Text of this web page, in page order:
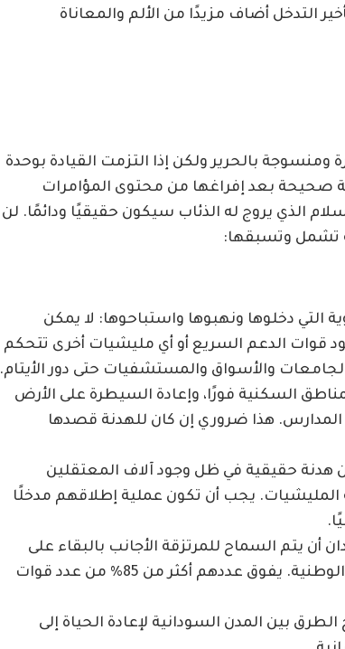
التدخل أضاف مزيدًا من الألم والمعاناة
بالحرير ولكن إذا التزمت القيادة بوحدة
صحيحة بعد إفراغها من محتوى المؤامرات
الذي يروج له الذئاب سيكون حقيقيًا ودائمًا. لن
تشمل وتسبقها:
التي دخلوها ونهبوها واستباحوها: لا يمكن
قوات الدعم السريع أو أي مليشيات أخرى تتحكم
والأسواق والمستشفيات حتى دور الأيتام.
السكنية فورًا، وإعادة السيطرة على الأرض
هذا ضروري إن كان للهدنة قصدها
حقيقية في ظل وجود آلاف المعتقلين
يجب أن تكون عملية إطلاقهم مدخلًا
أن يتم السماح للمرتزقة الأجانب بالبقاء على
أرضه. هؤلاء يمثلون تهديدًا أكبر على السيادة الوطنية. يفوق عددهم أكثر من 85% من عدد قوات
بين المدن السودانية لإعادة الحياة إلى